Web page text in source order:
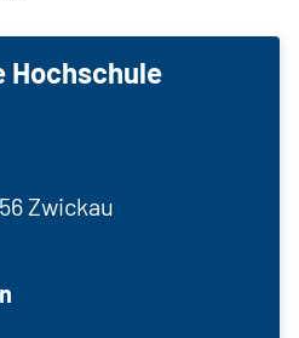
Hochschule
Zwickau